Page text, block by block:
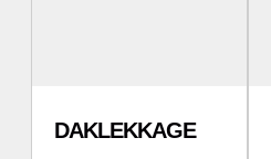
DAKLEKKAGE